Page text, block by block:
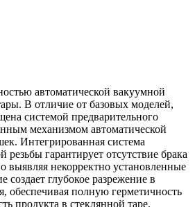
автоматической вакуумной
В отличие от базовых моделей,
системой предварительного
механизмом автоматической
Интегрированная система
резьбы гарантирует отсутствие брака
выявляя некорректно установленные
создает глубокое разрежение в
обеспечивая полную герметичность
продукта в стеклянной таре.